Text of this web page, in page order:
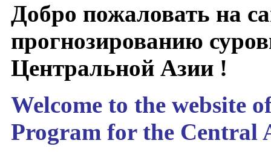
Добро пожаловать на
прогнозированию
Центральной Азии !
Welcome to the website
Program for the Central